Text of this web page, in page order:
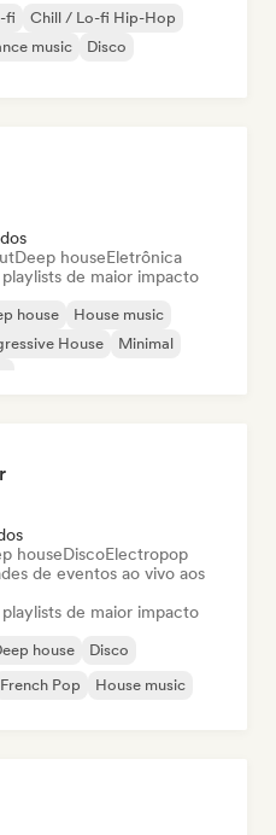
fi
Chill / Lo-fi Hip-Hop
music
Disco
Deep houseEletrônica
de maior impacto
house
House music
House
Minimal
houseDiscoElectropop
de eventos ao vivo aos
de maior impacto
house
Disco
French Pop House music